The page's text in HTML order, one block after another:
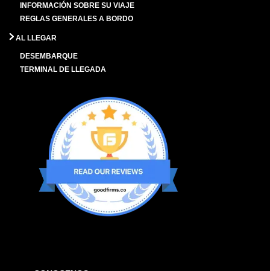
INFORMACIÓN SOBRE SU VIAJE
REGLAS GENERALES A BORDO
AL LLEGAR
DESEMBARQUE
TERMINAL DE LLEGADA